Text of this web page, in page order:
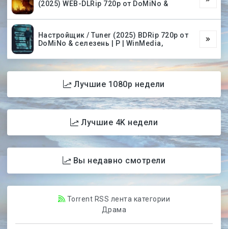
(2025) WEB-DLRip 720p от DoMiNo &
Настройщик / Tuner (2025) BDRip 720p от
DoMiNo & селезень | P | WinMedia,
Лучшие 1080p недели
Лучшие 4K недели
Вы недавно смотрели
Torrent RSS лента категории
Драма